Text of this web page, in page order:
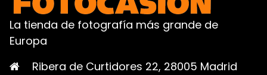
La tienda de fotografía más grande de
Europa
Ribera de Curtidores 22, 28005 Madrid